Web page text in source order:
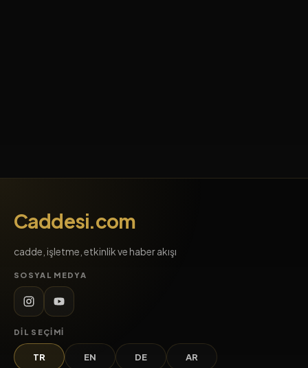
Caddesi.com
cadde, işletme, etkinlik ve haber akışı
SOSYAL MEDYA
DIL SEÇIMI
TR EN DE AR